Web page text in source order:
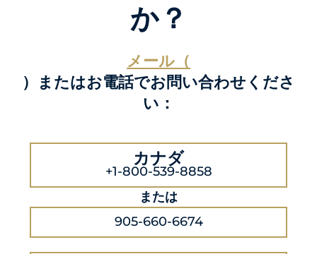
か？
メール（
）またはお電話でお問い合わせくださ
い：
カナダ
+1-800-539-8858
または
905-660-6674